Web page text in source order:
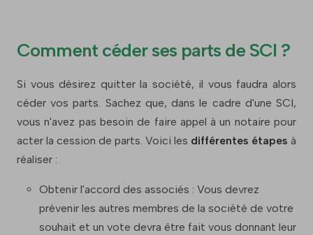
Comment céder ses parts de SCI ?
Si vous désirez quitter la société, il vous faudra alors
céder vos parts. Sachez que, dans le cadre d'une SCI,
vous n'avez pas besoin de faire appel à un notaire pour
acter la cession de parts. Voici les différentes étapes à
réaliser :
Obtenir l'accord des associés : Vous devrez
prévenir les autres membres de la société de votre
souhait et un vote devra être fait vous donnant leur